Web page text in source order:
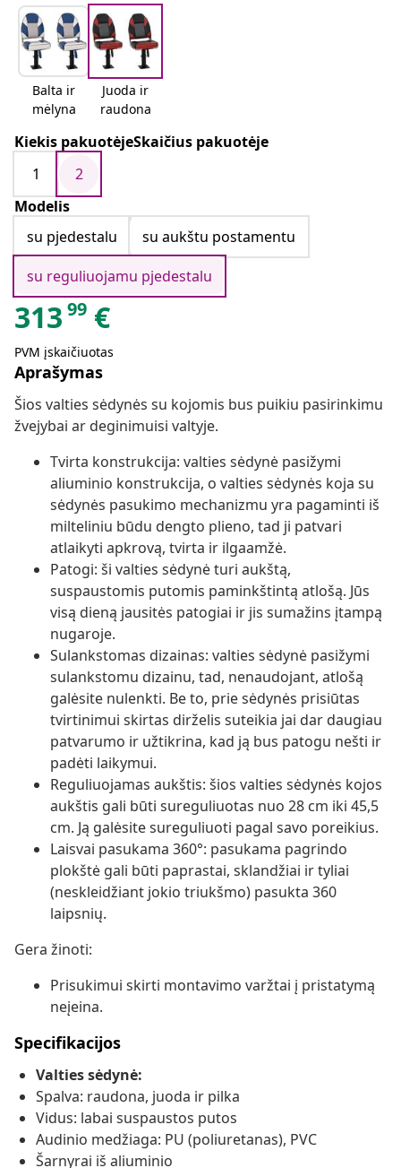
Balta ir
mėlyna
Juoda ir
raudona
Kiekis pakuotėjeSkaičius pakuotėje
1
2
Modelis
su pjedestalu
su aukštu postamentu
su reguliuojamu pjedestalu
313 99 €
PVM įskaičiuotas
Aprašymas
Šios valties sėdynės su kojomis bus puikiu pasirinkimu
žvejybai ar deginimuisi valtyje.
Tvirta konstrukcija: valties sėdynė pasižymi
aliuminio konstrukcija, o valties sėdynės koja su
sėdynės pasukimo mechanizmu yra pagaminti iš
milteliniu būdu dengto plieno, tad ji patvari
atlaikyti apkrovą, tvirta ir ilgaamžė.
Patogi: ši valties sėdynė turi aukštą,
suspaustomis putomis paminkštintą atlošą. Jūs
visą dieną jausitės patogiai ir jis sumažins įtampą
nugaroje.
Sulankstomas dizainas: valties sėdynė pasižymi
sulankstomu dizainu, tad, nenaudojant, atlošą
galėsite nulenkti. Be to, prie sėdynės prisiūtas
tvirtinimui skirtas dirželis suteikia jai dar daugiau
patvarumo ir užtikrina, kad ją bus patogu nešti ir
padėti laikymui.
Reguliuojamas aukštis: šios valties sėdynės kojos
aukštis gali būti sureguliuotas nuo 28 cm iki 45,5
cm. Ją galėsite sureguliuoti pagal savo poreikius.
Laisvai pasukama 360°: pasukama pagrindo
plokštė gali būti paprastai, sklandžiai ir tyliai
(neskleidžiant jokio triukšmo) pasukta 360
laipsnių.
Gera žinoti:
Prisukimui skirti montavimo varžtai į pristatymą
neįeina.
Specifikacijos
Valties sėdynė:
Spalva: raudona, juoda ir pilka
Vidus: labai suspaustos putos
Audinio medžiaga: PU (poliuretanas), PVC
Šarnyrai iš aliuminio